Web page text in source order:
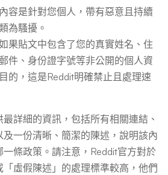
容是針對您個人，帶有惡意且持續
為騷擾。
如果貼文中包含了您的真實姓名、住
件、身份證字號等非公開的個人資
的，這是Reddit明確禁止且處理速
詳細的資訊，包括所有相關連結、
一份清晰、簡潔的陳述，說明該內
條政策。請注意，Reddit官方對於
虛假陳述」的處理標準較高，他們